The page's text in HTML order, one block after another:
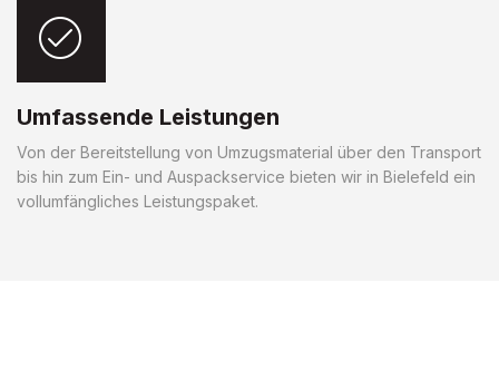
Umfassende Leistungen
Von der Bereitstellung von Umzugsmaterial über den Transport
bis hin zum Ein- und Auspackservice bieten wir in Bielefeld ein
vollumfängliches Leistungspaket.